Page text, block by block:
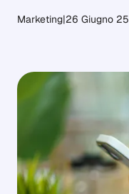
Marketing|26 Giugno 25